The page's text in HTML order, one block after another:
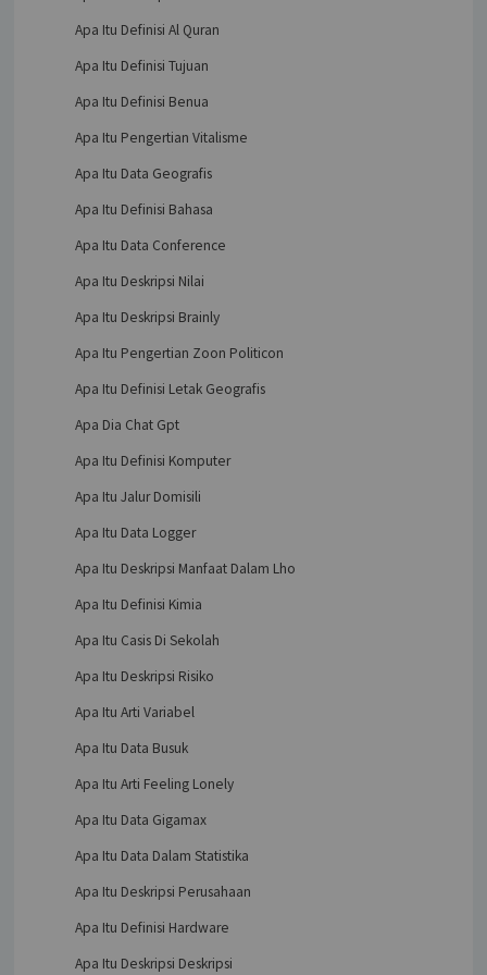
Apa Itu Definisi Al Quran
Apa Itu Definisi Tujuan
Apa Itu Definisi Benua
Apa Itu Pengertian Vitalisme
Apa Itu Data Geografis
Apa Itu Definisi Bahasa
Apa Itu Data Conference
Apa Itu Deskripsi Nilai
Apa Itu Deskripsi Brainly
Apa Itu Pengertian Zoon Politicon
Apa Itu Definisi Letak Geografis
Apa Dia Chat Gpt
Apa Itu Definisi Komputer
Apa Itu Jalur Domisili
Apa Itu Data Logger
Apa Itu Deskripsi Manfaat Dalam Lho
Apa Itu Definisi Kimia
Apa Itu Casis Di Sekolah
Apa Itu Deskripsi Risiko
Apa Itu Arti Variabel
Apa Itu Data Busuk
Apa Itu Arti Feeling Lonely
Apa Itu Data Gigamax
Apa Itu Data Dalam Statistika
Apa Itu Deskripsi Perusahaan
Apa Itu Definisi Hardware
Apa Itu Deskripsi Deskripsi